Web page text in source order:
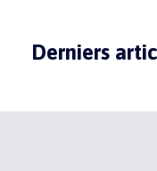
Derniers